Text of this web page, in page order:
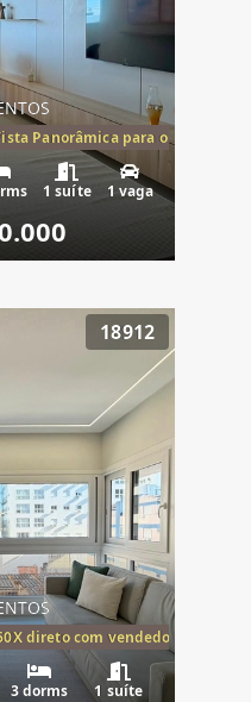
Panorâmica para o Mar, 2
1 suíte 1 vaga
18912
direto com vendedor
3 dorms 1 suíte